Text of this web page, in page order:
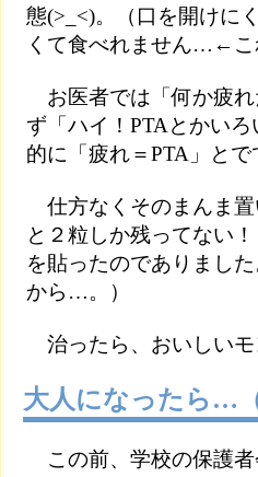
態(>_<)。（口を開けに
くて食べれません…←こ
お医者では「何か疲れ
ず「ハイ！PTAとかい
的に「疲れ＝PTA」と
仕方なくそのまんま置
と２粒しか残ってない
を貼ったのでありまし
から…。）
治ったら、おいしい
大人になったら…
この前、学校の保護者